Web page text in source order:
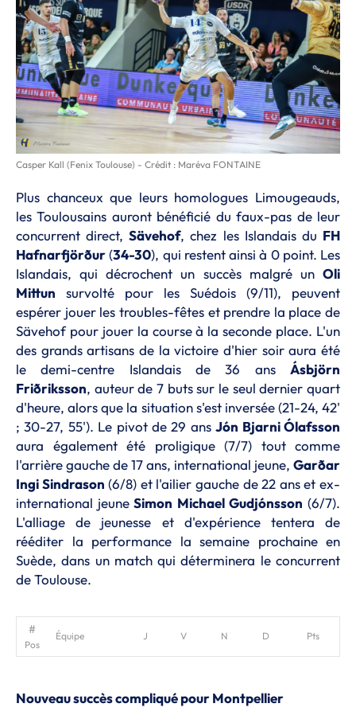
Casper Kall (Fenix Toulouse) - Crédit : Maréva FONTAINE
Plus chanceux que leurs homologues Limougeauds,
les Toulousains auront bénéficié du faux-pas de leur
concurrent direct,Sävehof, chez les Islandais du FH
Hafnarfjörður(34-30), qui restent ainsi à 0 point. Les
Islandais, qui décrochent un succès malgré un Oli
Mittun survolté pour les Suédois (9/11), peuvent
espérer jouer les troubles-fêtes et prendre la place de
Sävehof pour jouer la course à la seconde place. L'un
des grands artisans de la victoire d'hier soir aura été
le demi-centre Islandais de 36 ans Ásbjörn
Friðriksson, auteur de 7 buts sur le seul dernier quart
d'heure, alors que la situation s'est inversée (21-24, 42'
; 30-27, 55'). Le pivot de 29 ansJón Bjarni Ólafsson
aura également été proligique (7/7) tout comme
l'arrière gauche de 17 ans, international jeune, Garðar
Ingi Sindrason (6/8) et l'ailier gauche de 22 ans et ex-
international jeune Simon Michael Gudjónsson (6/7).
L'alliage de jeunesse et d'expérience tentera de
rééditer la performance la semaine prochaine en
Suède, dans un match qui déterminera le concurrent
de Toulouse.
Pos
Équipe J V N D Pts
Nouveau succès compliqué pour Montpellier